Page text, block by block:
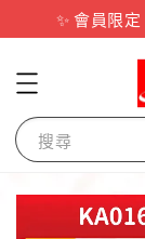
✨ 會員限
搜尋